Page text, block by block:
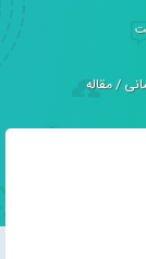
/مقاله